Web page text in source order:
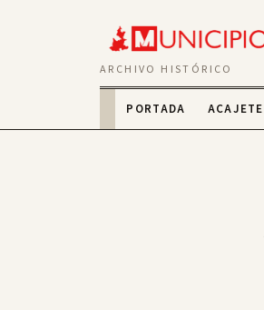
ARCHIVO HISTÓRICO
PORTADA ACAJETE